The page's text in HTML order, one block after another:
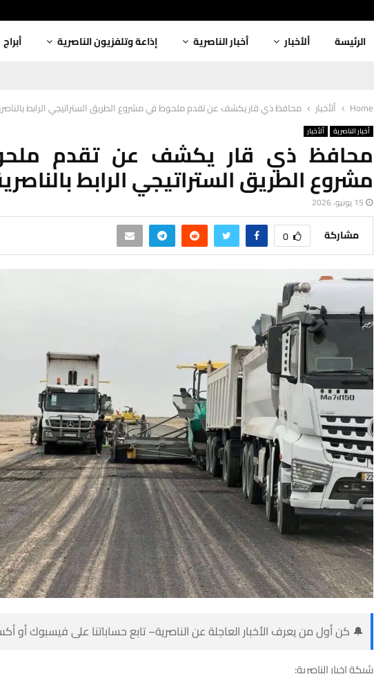
الرئيسة ألأخبار أخبار الناصرية إذاعة وتلفزيون الناصرية أبراج
Home ألأخبار محافظ ذي قار يكشف عن تقدم ملحوظ في مشروع الطريق الستراتيجي الرابط
أخبار الناصرية ألأخبار
محافظ ذي قار يكشف عن تقدم
مشروع الطريق الستراتيجي الرابط
15 يونيو، 2026
مشاركة 0
🔔 كن أول من يعرف الأخبار العاجلة عن الناصرية– تابع حساباتنا على فيسبوك أو
شبكة اخبار الناصرية: